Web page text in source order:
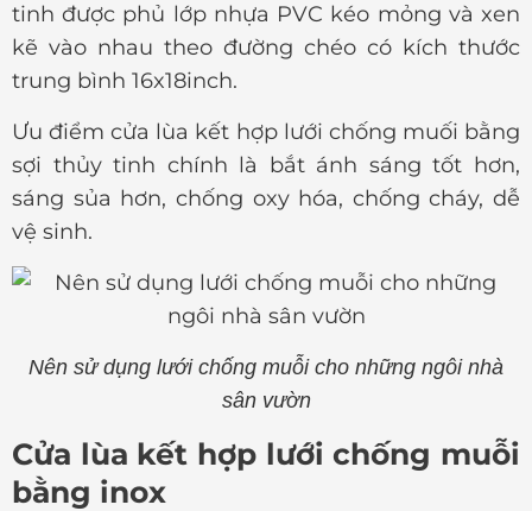
tinh được phủ lớp nhựa PVC kéo mỏng và xen
kẽ vào nhau theo đường chéo có kích thước
trung bình 16x18inch.
Ưu điểm cửa lùa kết hợp lưới chống muối bằng
sợi thủy tinh chính là bắt ánh sáng tốt hơn,
sáng sủa hơn, chống oxy hóa, chống cháy, dễ
vệ sinh.
Nên sử dụng lưới chống muỗi cho những ngôi nhà
sân vườn
Cửa lùa kết hợp lưới chống muỗi
bằng inox